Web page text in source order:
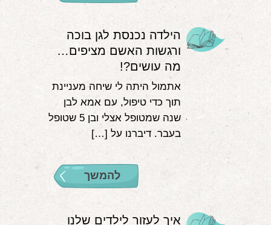
הילדה נכנסת לגן בוכה
ורגשות האשם מציפים…
מה עושים?!
אתמול היתה לי שיחה מעניינת
תוך כדי טיפול, עם אמא לבן
שנה שמטופל אצלי ובן 5 שטופל
בעבר. דיברנו על […]
להמשך
איך לעזור לילדים שלנו